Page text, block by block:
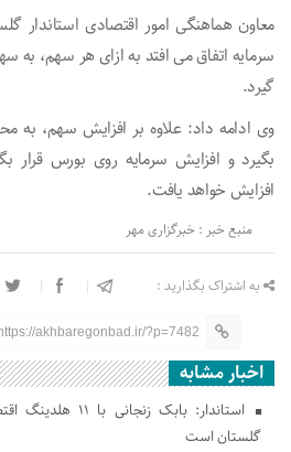
معاون هماهنگی امور اقتصادی استاندار
گیرد.
وی ادامه داد: علاوه بر افزایش سهم، به
بگیرد و افزایش سرمایه روی بورس
افزایش خواهد یافت.
منبع خبر : خبرگزاری مهر
به اشتراک بگذارید :
https://akhbaregonbad.ir/?p=7482
اخبار مشابه
استاندار: بابک
گلستان است